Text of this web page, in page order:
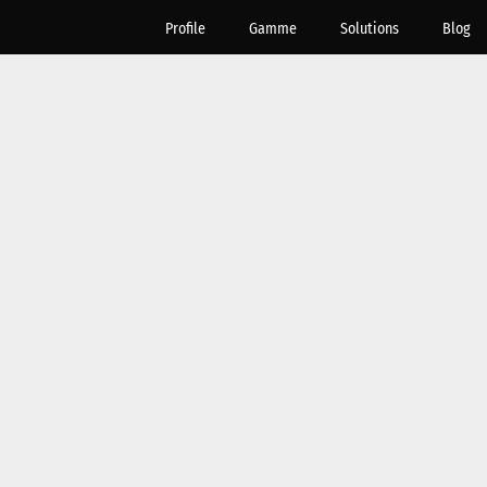
Profile Gamme Solutions Blog